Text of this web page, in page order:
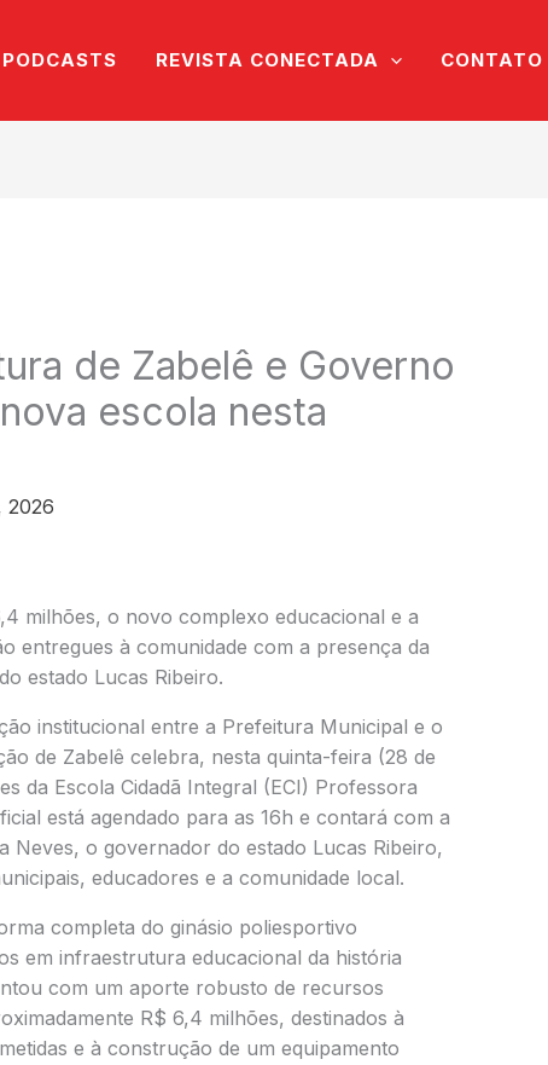
PODCASTS REVISTA CONECTADA CONTATO
de Zabelê e Governo
escola nesta
2026
milhões, o novo complexo educacional e a
entregues à comunidade com a presença da
estado Lucas Ribeiro.
institucional entre a Prefeitura Municipal e o
de Zabelê celebra, nesta quinta-feira (28 de
da Escola Cidadã Integral (ECI) Professora
está agendado para as 16h e contará com a
Neves, o governador do estado Lucas Ribeiro,
educadores e a comunidade local.
completa do ginásio poliesportivo
em infraestrutura educacional da história
com um aporte robusto de recursos
R$ 6,4 milhões, destinados à
e à construção de um equipamento